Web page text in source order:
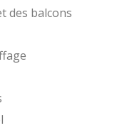
des balcons